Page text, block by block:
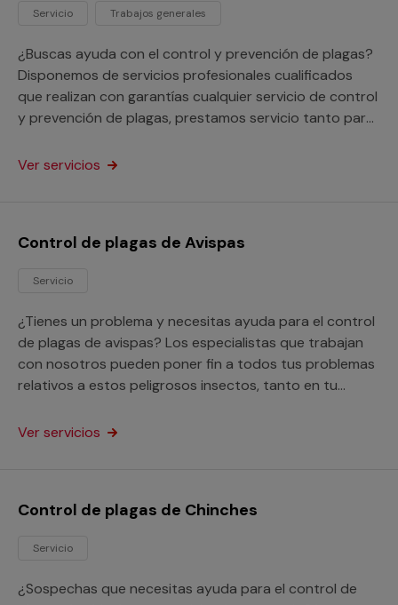
Servicio Trabajos generales
¿Buscas ayuda con el control y prevención de plagas?
Disponemos de servicios profesionales cualificados
que realizan con garantías cualquier servicio de control
y prevención de plagas, prestamos servicio tanto para
vecinos.
Ver servicios
Control de plagas de Avispas
Servicio
¿Tienes un problema y necesitas ayuda para el control
de plagas de avispas? Los especialistas que trabajan
con nosotros pueden poner fin a todos tus problemas
relativos a estos peligrosos insectos, tanto en tu
Ver servicios
Control de plagas de Chinches
Servicio
¿Sospechas que necesitas ayuda para el control de